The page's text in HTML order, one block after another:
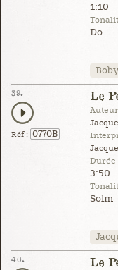
1:10
Do
39.
Réf : 0770B
Le
Durée
3:50
Solm
40. Le